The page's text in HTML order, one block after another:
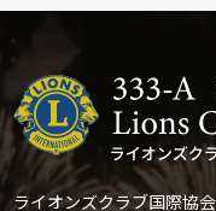
ライオンズクラブ国際協